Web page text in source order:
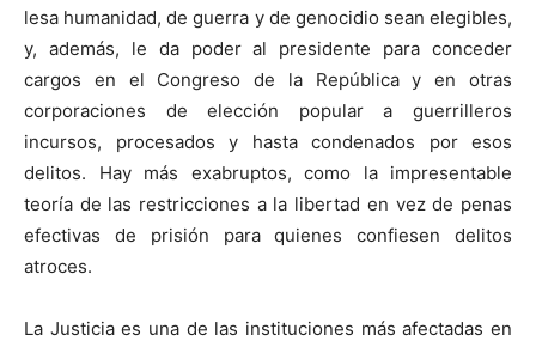
lesa humanidad, de guerra y de genocidio sean elegibles,
y, además, le da poder al presidente para conceder
cargos en el Congreso de la República y en otras
corporaciones de elección popular a guerrilleros
incursos, procesados y hasta condenados por esos
delitos. Hay más exabruptos, como la impresentable
teoría de las restricciones a la libertad en vez de penas
efectivas de prisión para quienes confiesen delitos
atroces.
La Justicia es una de las instituciones más afectadas en